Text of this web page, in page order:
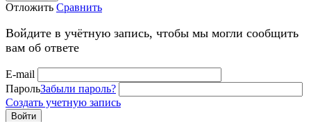
Отложить Сравнить
Войдите в учётную запись, чтобы мы могли сообщить
вам об ответе
E-mail
ПарольЗабыли пароль?
Создать учетную запись
Войти